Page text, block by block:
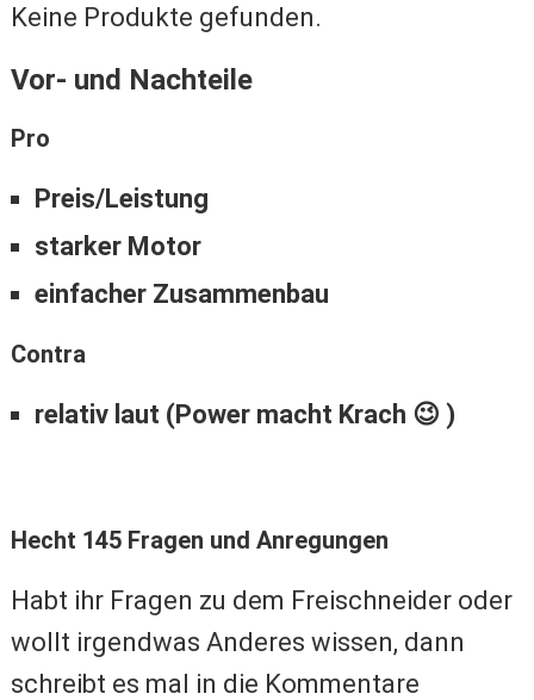
Keine Produkte gefunden.
Vor- und Nachteile
Pro
Preis/Leistung
starker Motor
einfacher Zusammenbau
Contra
relativ laut (Power macht Krach 😉 )
Hecht 145 Fragen und Anregungen
Habt ihr Fragen zu dem Freischneider oder
wollt irgendwas Anderes wissen, dann
schreibt es mal in die Kommentare